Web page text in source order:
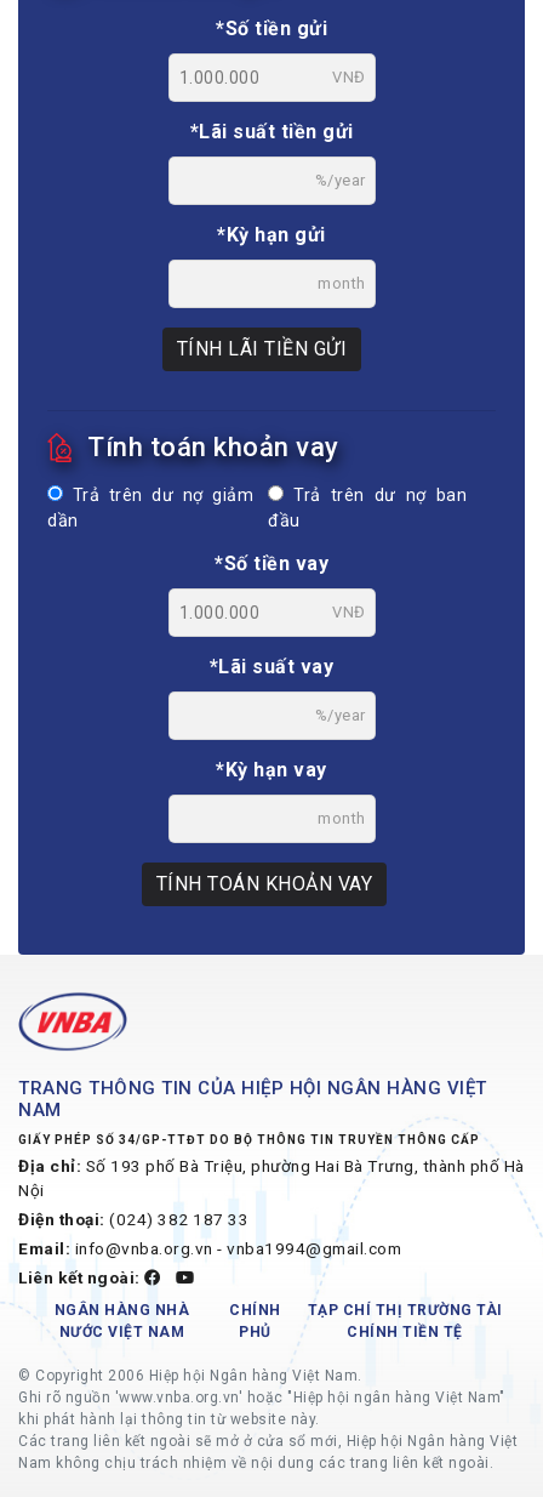
*Số tiền gửi
VNĐ
*Lãi suất tiền gửi
%/year
*Kỳ hạn gửi
month
TÍNH LÃI TIỀN GỬI
Tính toán khoản vay
Trả trên dư nợ giảm
dần
Trả trên dư nợ ban
đầu
*Số tiền vay
VNĐ
*Lãi suất vay
%/year
*Kỳ hạn vay
month
TÍNH TOÁN KHOẢN VAY
TRANG THÔNG TIN CỦA HIỆP HỘI NGÂN HÀNG VIỆT
NAM
GIẤY PHÉP SỐ 34/GP-TTĐT DO BỘ THÔNG TIN TRUYỀN THÔNG CẤP
Địa chỉ: Số 193 phố Bà Triệu, phường Hai Bà Trưng, thành phố Hà
Nội
Điện thoại: (024) 382 187 33
Email: info@vnba.org.vn - vnba1994@gmail.com
Liên kết ngoài:
NGÂN HÀNG NHÀ
NƯỚC VIỆT NAM
CHÍNH
PHỦ
TẠP CHÍ THỊ TRƯỜNG TÀI
CHÍNH TIỀN TỆ
© Copyright 2006 Hiệp hội Ngân hàng Việt Nam.
Ghi rõ nguồn 'www.vnba.org.vn' hoặc "Hiệp hội ngân hàng Việt Nam"
khi phát hành lại thông tin từ website này.
Các trang liên kết ngoài sẽ mở ở cửa sổ mới, Hiệp hội Ngân hàng Việt
Nam không chịu trách nhiệm về nội dung các trang liên kết ngoài.